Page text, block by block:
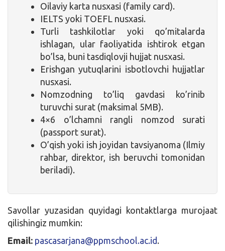
Oilaviy karta nusxasi (family card).
IELTS yoki TOEFL nusxasi.
Turli tashkilotlar yoki qo’mitalarda
ishlagan, ular faoliyatida ishtirok etgan
bo’lsa, buni tasdiqlovji hujjat nusxasi.
Erishgan yutuqlarini isbotlovchi hujjatlar
nusxasi.
Nomzodning to’liq gavdasi ko’rinib
turuvchi surat (maksimal 5MB).
4×6 o’lchamni rangli nomzod surati
(passport surat).
O’qish yoki ish joyidan tavsiyanoma (Ilmiy
rahbar, direktor, ish beruvchi tomonidan
beriladi).
Savollar yuzasidan quyidagi kontaktlarga murojaat
qilishingiz mumkin:
Email: pascasarjana@ppmschool.ac.id.